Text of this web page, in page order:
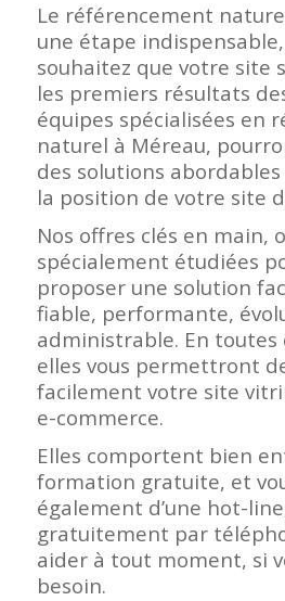
Le référencement
une étape indispensable,
souhaitez que votre site
les premiers résultats
équipes spécialisées en
naturel à Méreau,
des solutions
la position de votre site
Nos offres clés en main,
spécialement étudiées
proposer une solution
fiable, performante,
administrable. En toutes
elles vous permettront
facilement votre site
e-commerce.
Elles comportent bien
formation gratuite, et
également d’une hot-
gratuitement par
aider à tout moment, si
besoin.